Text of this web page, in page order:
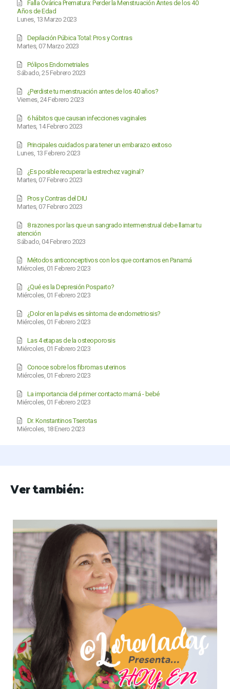
Lunes, 13 Marzo 2023
Falla Ovárica Prematura: Perder la Menstruación Antes de los 40
Años de Edad
Martes, 07 Marzo 2023
Depilación Púbica Total: Pros y Contras
Sábado, 25 Febrero 2023
Pólipos Endometriales
Viernes, 24 Febrero 2023
¿Perdiste tu menstruación antes de los 40 años?
Martes, 14 Febrero 2023
6 hábitos que causan infecciones vaginales
Lunes, 13 Febrero 2023
Principales cuidados para tener un embarazo exitoso
Martes, 07 Febrero 2023
¿Es posible recuperar la estrechez vaginal?
Martes, 07 Febrero 2023
Pros y Contras del DIU
Sábado, 04 Febrero 2023
8 razones por las que un sangrado intermenstrual debe llamar tu
atención
Miércoles, 01 Febrero 2023
Métodos anticonceptivos con los que contamos en Panamá
Miércoles, 01 Febrero 2023
¿Qué es la Depresión Posparto?
Miércoles, 01 Febrero 2023
¿Dolor en la pelvis es síntoma de endometriosis?
Miércoles, 01 Febrero 2023
Las 4 etapas de la osteoporosis
Miércoles, 01 Febrero 2023
Conoce sobre los fibromas uterinos
Miércoles, 01 Febrero 2023
La importancia del primer contacto mamá - bebé
Miércoles, 18 Enero 2023
Dr. Konstantinos Tserotas
Ver también: